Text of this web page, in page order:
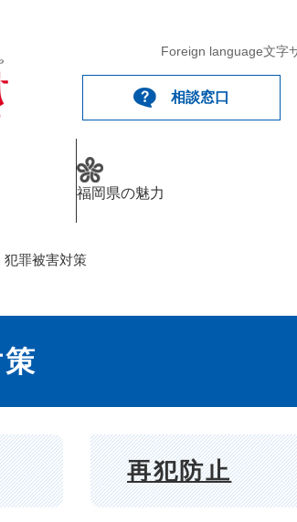
Foreign language文字
相談窓口
福岡県の魅力
犯罪被害対策
再犯防止